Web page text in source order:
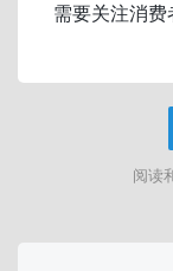
需要关注消
阅读